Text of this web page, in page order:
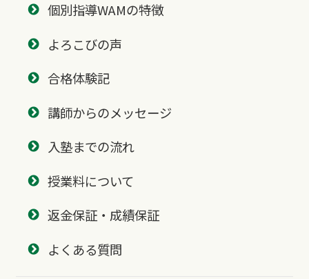
個別指導WAMの特徴
よろこびの声
合格体験記
講師からのメッセージ
入塾までの流れ
授業料について
返金保証・成績保証
よくある質問